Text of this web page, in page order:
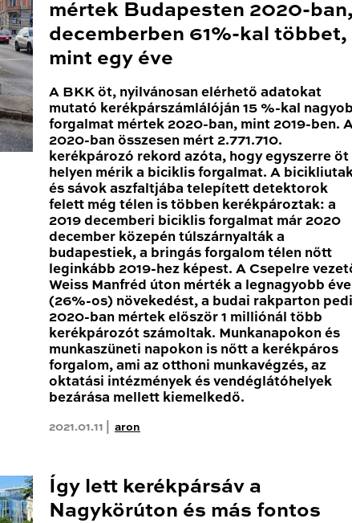
mértek Budapesten 2020-ban,
decemberben 61%-kal többet,
mint egy éve
A BKK öt, nyilvánosan elérhető adatokat
mutató kerékpárszámlálóján 15 %-kal
forgalmat mértek 2020-ban, mint 2019-ben.
2020-ban összesen mért 2.771.710.
kerékpározó rekord azóta, hogy egyszerre öt
helyen mérik a biciklis forgalmat. A
és sávok aszfaltjába telepített detektorok
felett még télen is többen kerékpároztak: a
2019 decemberi biciklis forgalmat már 2020
december közepén túlszárnyalták a
budapestiek, a bringás forgalom télen nőtt
leginkább 2019-hez képest. A Csepelre
Weiss Manfréd úton mérték a legnagyobb
(26%-os) növekedést, a budai rakparton
2020-ban mértek először 1 milliónál több
kerékpározót számoltak. Munkanapokon és
munkaszüneti napokon is nőtt a kerékpáros
forgalom, ami az otthoni munkavégzés, az
oktatási intézmények és vendéglátóhelyek
bezárása mellett kiemelkedő.
2021.01.11 | aron
Így lett kerékpársáv a
Nagykörúton és más fontos